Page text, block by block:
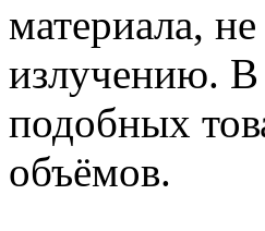
материала,
излучению. В
подобных
объёмов.